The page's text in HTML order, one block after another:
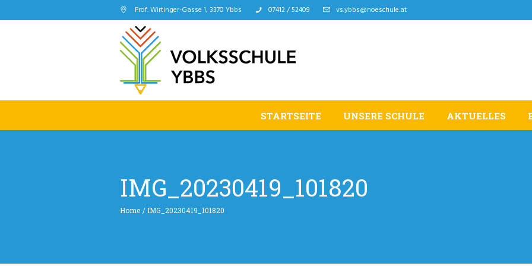
Prof. Wirtinger-Gasse 1, 3370 Ybbs 07412 / 52409 vs.ybbs@noeschule.at
STARTSEITE UNSERE SCHULE AKTUELLES
IMG_20230419_101820
Home / IMG_20230419_101820